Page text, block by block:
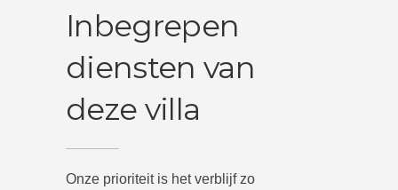
Inbegrepen
diensten van
deze villa
Onze prioriteit is het verblijf zo